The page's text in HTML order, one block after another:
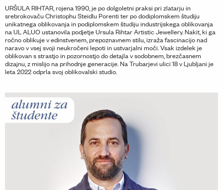
URŠULA RIHTAR, rojena 1990, je po dolgoletni praksi pri zlatarju in
srebrokovaču Christophu Steidlu Porenti ter po dodiplomskem študiju
unikatnega oblikovanja in podiplomskem študiju industrijskega oblikovanja
na UL ALUO ustanovila podjetje Ursula Rihtar Artistic Jewellery. Nakit, ki ga
ročno oblikuje v edinstvenem, prepoznavnem stilu, izraža fascinacijo nad
naravo v vsej svoji neukročeni lepoti in ustvarjalni moči. Vsak izdelek je
oblikovan s strastjo in pozornostjo do detajla v sodobnem, brezčasnem
dizajnu, z mislijo na prihodnje generacije. Na Trubarjevi ulici 18 v Ljubljani je
leta 2022 odprla svoj oblikovalski studio.